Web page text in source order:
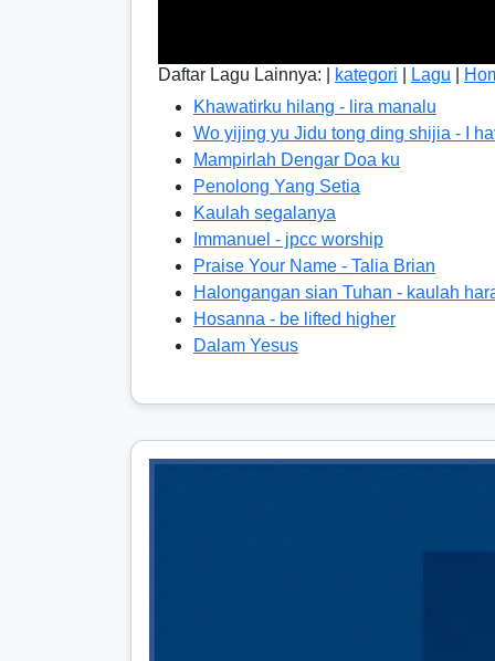
Daftar Lagu Lainnya: | kategori Lagu
Khawatirku hilang - lira manalu
Wo yijing yu Jidu tong ding shijia - I
Mampirlah Dengar Doa ku
Penolong Yang Setia
Kaulah segalanya
Immanuel - jpcc worship
Praise Your Name - Talia Brian
Halongangan sian Tuhan - kaulah
Hosanna - be lifted higher
Dalam Yesus